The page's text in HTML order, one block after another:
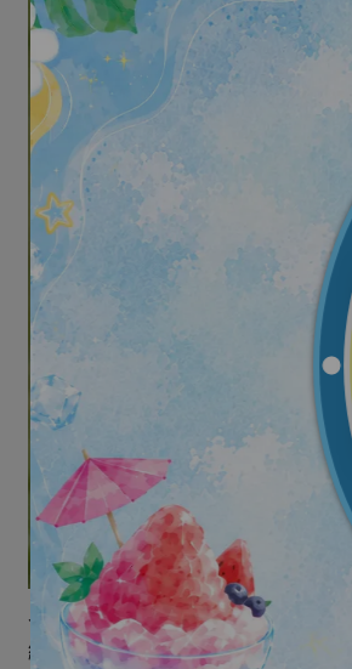
今天要分享的是@ vigorbeauty_daily
結合經驗豐富的醫美市場與皮膚科專